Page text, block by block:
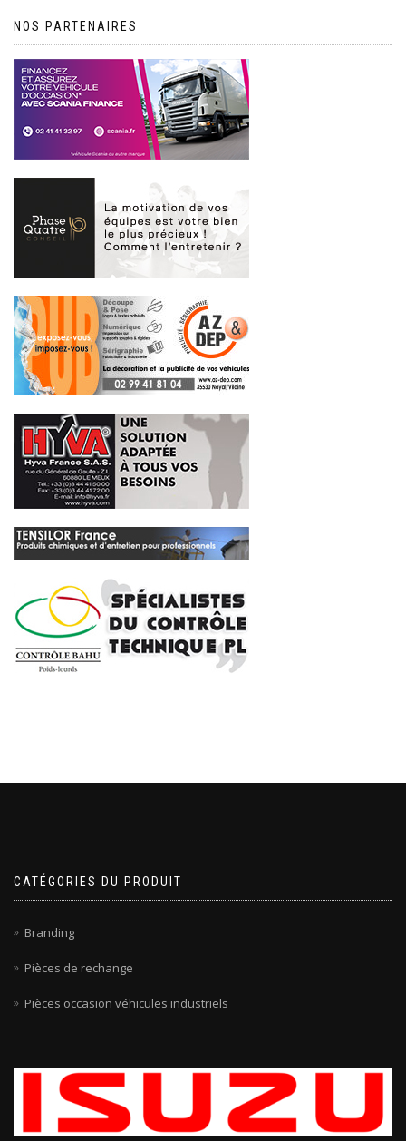
NOS PARTENAIRES
CATÉGORIES DU PRODUIT
Branding
Pièces de rechange
Pièces occasion véhicules industriels